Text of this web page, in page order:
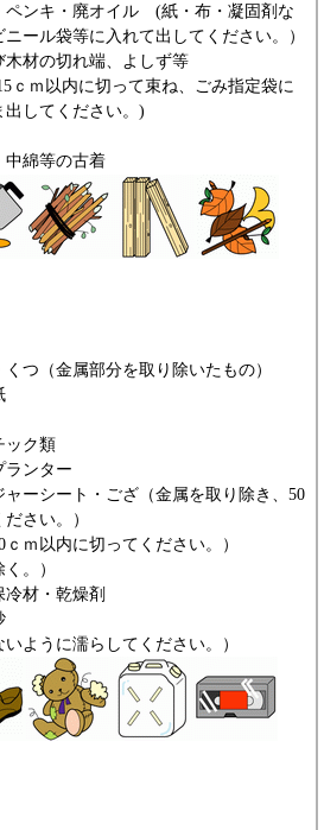
ペンキ・廃オイル (紙・布・凝固剤な
ール袋等に入れて出してください。）
木材の切れ端、よしず等
ｃｍ以内に切って束ね、ごみ指定袋に
出してください。)
中綿等の古着
つ（金属部分を取り除いたもの）
ック類
ランター
ャーシート・ござ（金属を取り除き、50
さい。）
ｍ以内に切ってください。）
。）
材・乾燥剤
ように濡らしてください。）